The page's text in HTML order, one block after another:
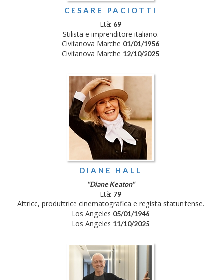
CESARE PACIOTTI
Età: 69
Stilista e imprenditore italiano.
Civitanova Marche 01/01/1956
Civitanova Marche 12/10/2025
DIANE HALL
"Diane Keaton"
Età: 79
Attrice, produttrice cinematografica e regista statunitense.
Los Angeles 05/01/1946
Los Angeles 11/10/2025